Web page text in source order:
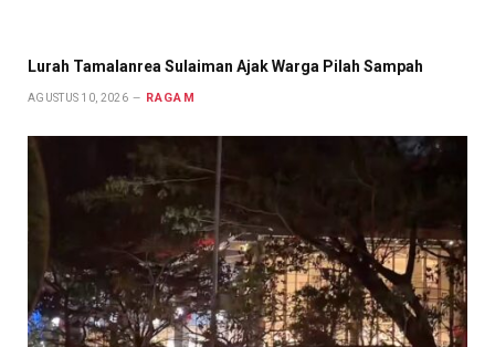
Lurah Tamalanrea Sulaiman Ajak Warga Pilah Sampah
AGUSTUS 10, 2026 RAGAM